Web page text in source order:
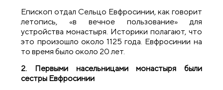
Епископ отдал Сельцо Евфросинии, как говорит
летопись, «в вечное пользование» для
устройства монастыря. Историки полагают, что
это произошло около 1125 года. Евфросинии на
то время было около 20 лет.
2. Первыми насельницами монастыря были
сестры Евфросинии